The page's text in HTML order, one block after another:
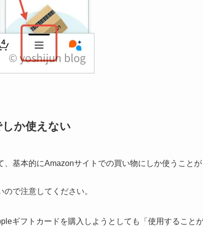
しか使えない
基本的にAmazonサイトでの買い物にしか使うことが
で注意してください。
ギフトカードを購入しようとしても「使用すること